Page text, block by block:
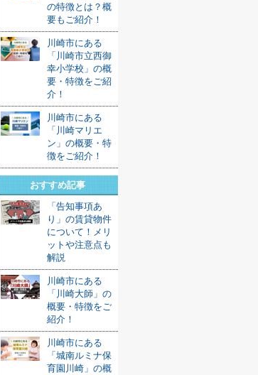
の特徴とは？概
要もご紹介！
川崎市にある
「川崎市立西御
幸小学校」の概
要・特徴をご紹
介！
川崎市にある
「川崎マリエ
ン」の概要・特
徴をご紹介！
おすすめ記事
「告知事項あ
り」の賃貸物件
について！メリ
ットや注意点も
解説
川崎市にある
「川崎大師」の
概要・特徴をご
紹介！
川崎市にある
「城南ルミナ保
育園川崎」の概